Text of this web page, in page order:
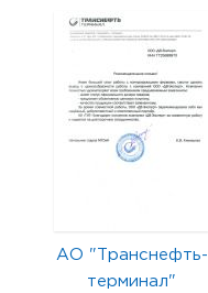
АО "Транснефть-
терминал"